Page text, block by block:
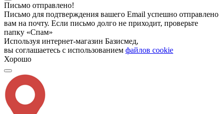
Письмо отправлено!
Письмо для подтверждения вашего Email успешно отправлено
вам на почту. Если письмо долго не приходит, проверьте
папку «Спам»
Используя интернет-магазин Базисмед,
вы соглашаетесь с использованием файлов cookie
Хорошо